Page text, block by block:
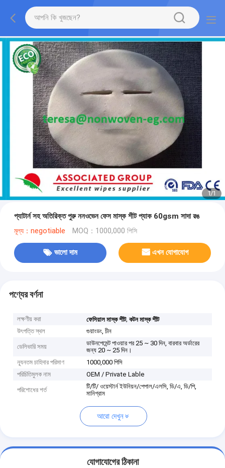
1/1
প্যাটার্ন সহ অতিরিক্ত পুরু ননওভেন ফেস মাস্ক শীট প্যাক 60gsm সাদা রঙ
মূল্য：negotiable MOQ：1000,000 পিসি
ভালো দাম এখন যোগাযোগ
পণ্যের বর্ণনা
লক্ষণীয় করা ফেসিয়াল মাস্ক শীট,কটন মাস্ক শীট
উৎপত্তি স্থল
গুয়াংডং, চীন
ডেলিভারি সময়
ডাউনপেমেন্ট পাওয়ার পর 25 ~ 30 দিন, বারবার অর্ডারের
জন্য 20 ~ 25 দিন।
ন্যূনতম চাহিদার পরিমাণ
1000,000 পিসি
পরিচিতিমুলক নাম
OEM / Private Lable
পরিশোধের শর্ত
টি/টি/ ওয়েস্টার্ন ইউনিয়ন/পেপাল/এলসি, ডি/এ, ডি/পি,
মানিগ্রাম
আরো দেখুন
যোগাযোগের ঠিকানা